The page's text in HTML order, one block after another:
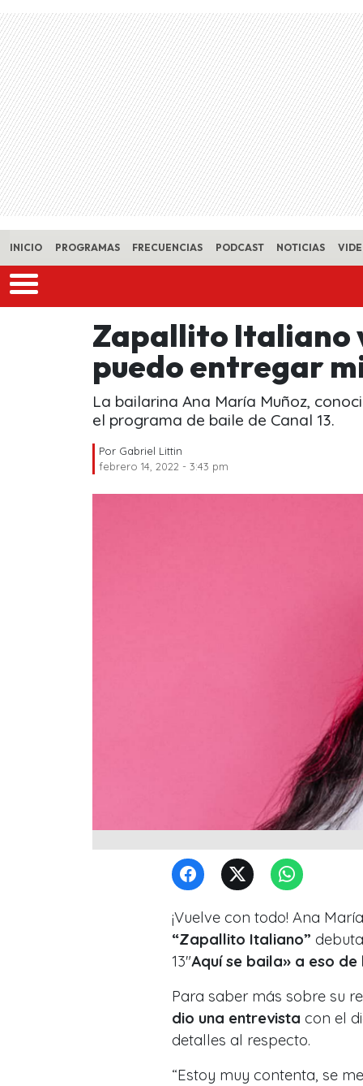
Skip to main content
INICIO PROGRAMAS FRECUENCIAS PODCAST NOTICIAS
Zapallito Italiano
puedo entregar
La bailarina Ana María Muñoz,
el programa de baile de Canal 13.
Por Gabriel Littin
febrero 14, 2022 - 3:43 pm
¡Vuelve con todo! Ana
“Zapallito Italiano”
13″Aquí se baila» a eso
Para saber más sobre su
dio una entrevista con el
detalles al respecto.
“Estoy muy contenta, se